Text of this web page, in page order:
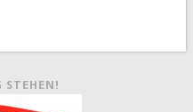
STEHEN!